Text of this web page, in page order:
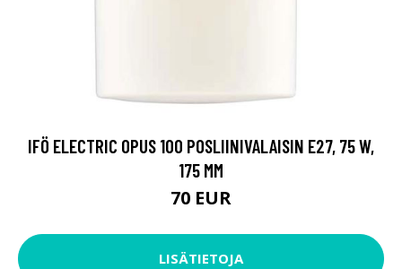
IFÖ ELECTRIC OPUS 100 POSLIINIVALAISIN E27, 75 W,
175 MM
70 EUR
LISÄTIETOJA